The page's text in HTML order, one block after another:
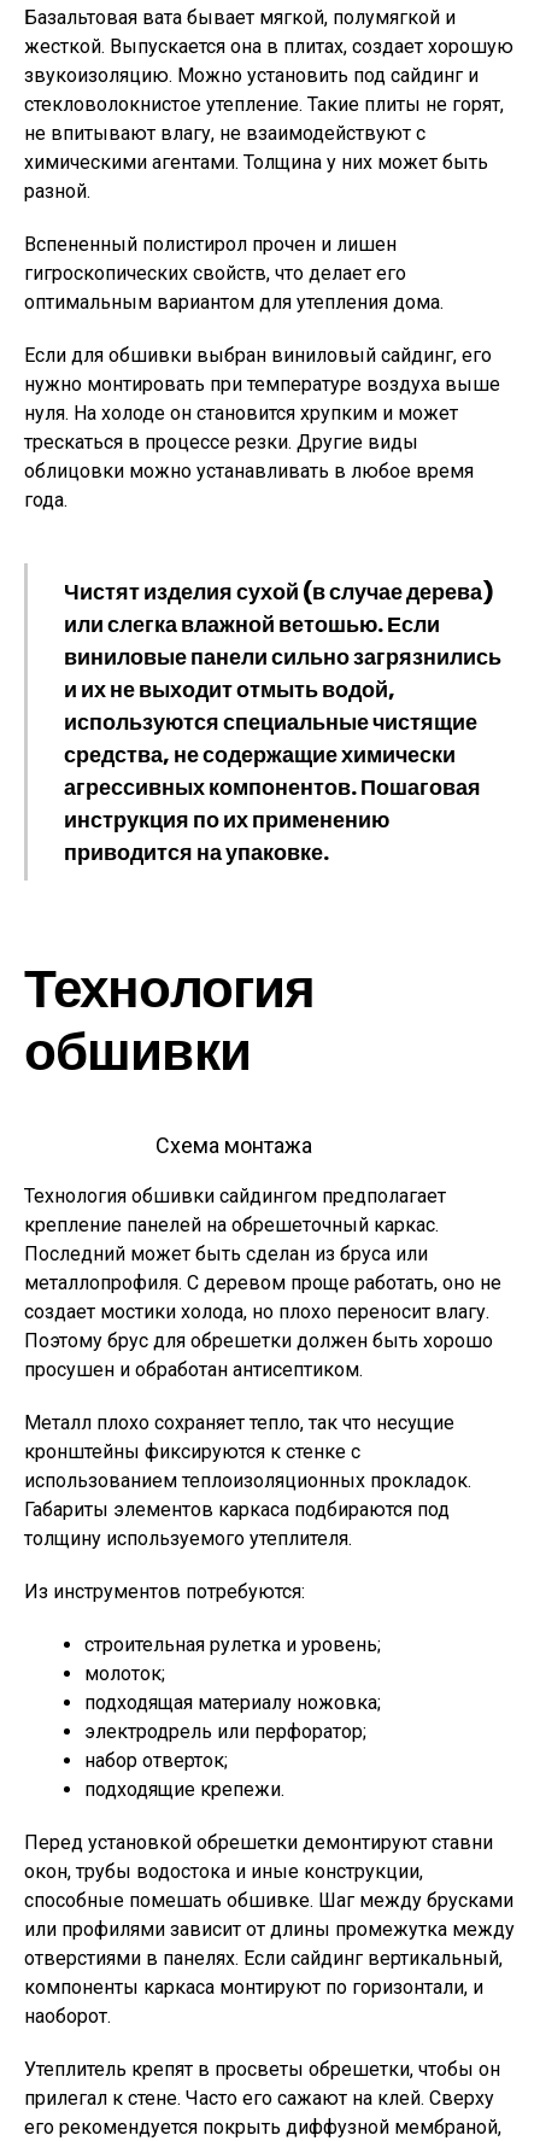
Базальтовая вата бывает мягкой, полумягкой и
жесткой. Выпускается она в плитах, создает хорошую
звукоизоляцию. Можно установить под сайдинг и
стекловолокнистое утепление. Такие плиты не горят,
не впитывают влагу, не взаимодействуют с
химическими агентами. Толщина у них может быть
разной.
Вспененный полистирол прочен и лишен
гигроскопических свойств, что делает его
оптимальным вариантом для утепления дома.
Если для обшивки выбран виниловый сайдинг, его
нужно монтировать при температуре воздуха выше
нуля. На холоде он становится хрупким и может
трескаться в процессе резки. Другие виды
облицовки можно устанавливать в любое время
года.
Чистят изделия сухой (в случае дерева)
или слегка влажной ветошью. Если
виниловые панели сильно загрязнились
и их не выходит отмыть водой,
используются специальные чистящие
средства, не содержащие химически
агрессивных компонентов. Пошаговая
инструкция по их применению
приводится на упаковке.
Технология
обшивки
Схема монтажа
Технология обшивки сайдингом предполагает
крепление панелей на обрешеточный каркас.
Последний может быть сделан из бруса или
металлопрофиля. С деревом проще работать, оно не
создает мостики холода, но плохо переносит влагу.
Поэтому брус для обрешетки должен быть хорошо
просушен и обработан антисептиком.
Металл плохо сохраняет тепло, так что несущие
кронштейны фиксируются к стенке с
использованием теплоизоляционных прокладок.
Габариты элементов каркаса подбираются под
толщину используемого утеплителя.
Из инструментов потребуются:
строительная рулетка и уровень;
молоток;
подходящая материалу ножовка;
электродрель или перфоратор;
набор отверток;
подходящие крепежи.
Перед установкой обрешетки демонтируют ставни
окон, трубы водостока и иные конструкции,
способные помешать обшивке. Шаг между брусками
или профилями зависит от длины промежутка между
отверстиями в панелях. Если сайдинг вертикальный,
компоненты каркаса монтируют по горизонтали, и
наоборот.
Утеплитель крепят в просветы обрешетки, чтобы он
прилегал к стене. Часто его сажают на клей. Сверху
его рекомендуется покрыть диффузной мембраной,